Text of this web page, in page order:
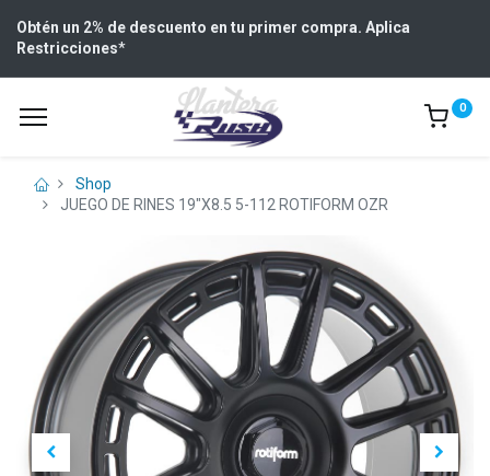
Obtén un 2% de descuento en tu primer compra. Aplica
Restricciones*
0
Shop
JUEGO DE RINES 19"X8.5 5-112 ROTIFORM OZR